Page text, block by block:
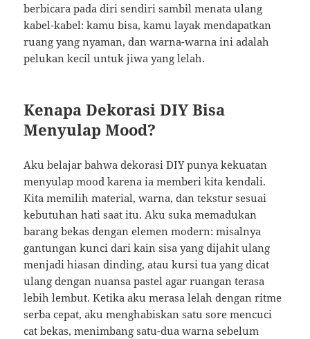
berbicara pada diri sendiri sambil menata ulang
kabel-kabel: kamu bisa, kamu layak mendapatkan
ruang yang nyaman, dan warna-warna ini adalah
pelukan kecil untuk jiwa yang lelah.
Kenapa Dekorasi DIY Bisa
Menyulap Mood?
Aku belajar bahwa dekorasi DIY punya kekuatan
menyulap mood karena ia memberi kita kendali.
Kita memilih material, warna, dan tekstur sesuai
kebutuhan hati saat itu. Aku suka memadukan
barang bekas dengan elemen modern: misalnya
gantungan kunci dari kain sisa yang dijahit ulang
menjadi hiasan dinding, atau kursi tua yang dicat
ulang dengan nuansa pastel agar ruangan terasa
lebih lembut. Ketika aku merasa lelah dengan ritme
serba cepat, aku menghabiskan satu sore mencuci
cat bekas, menimbang satu-dua warna sebelum